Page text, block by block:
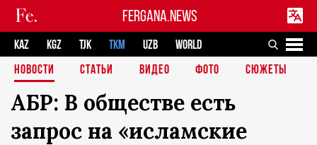
FERGANA.NEWS
KAZ KGZ TJK TKM UZB
WORLD
НОВОСТИ
СТАТЬИ ВИДЕО ФОТО СЮЖЕТЫ
АБР: В обществе есть
запрос на «исламские